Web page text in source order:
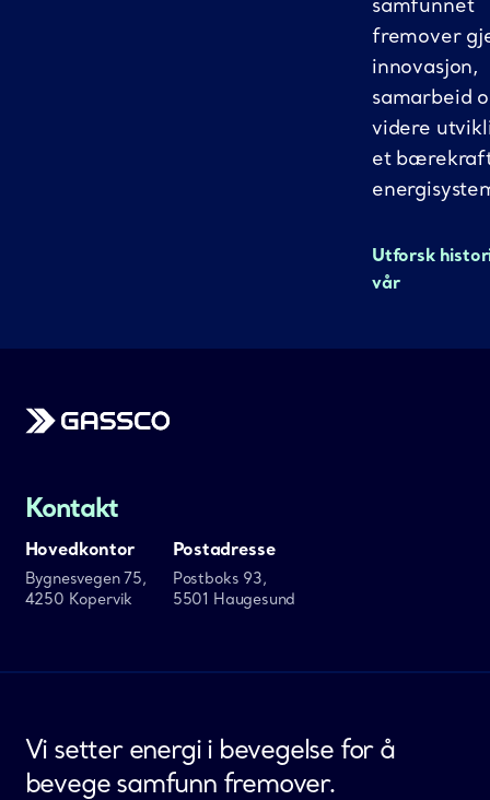
samfunnet
fremover
innovasjon,
samarbeid
videre
et
Utforsk
vår
Kontakt
Hovedkontor
Bygnesvegen 75,
4250 Kopervik
Postadresse
Postboks 93,
5501 Haugesund
Vi setter energi i bevegelse for å
bevege samfunn fremover.